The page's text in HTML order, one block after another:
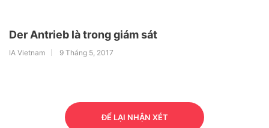
Der Antrieb là trong giám sát
IA Vietnam 9 Tháng 5, 2017
ĐỂ LẠI NHẬN XÉT